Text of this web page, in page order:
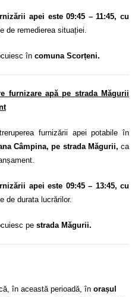
apei este 09:45 – 11:45, cu
de remedierea situației.
în comuna Scorțeni.
furnizare apă pe strada Măgurii
furnizării apei potabile în
Câmpina, pe strada Măgurii, ca
apei este 09:45 – 13:45, cu
de durata lucrărilor.
pe strada Măgurii.
în această perioadă, în orașul